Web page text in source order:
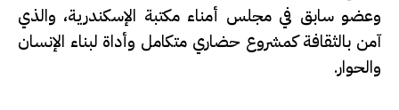
وعضو سابق في مجلس أمناء مكتبة الإسكندرية، والذي
آمن بالثقافة كمشروع حضاري متكامل وأداة لبناء الإنسان
والحوار.